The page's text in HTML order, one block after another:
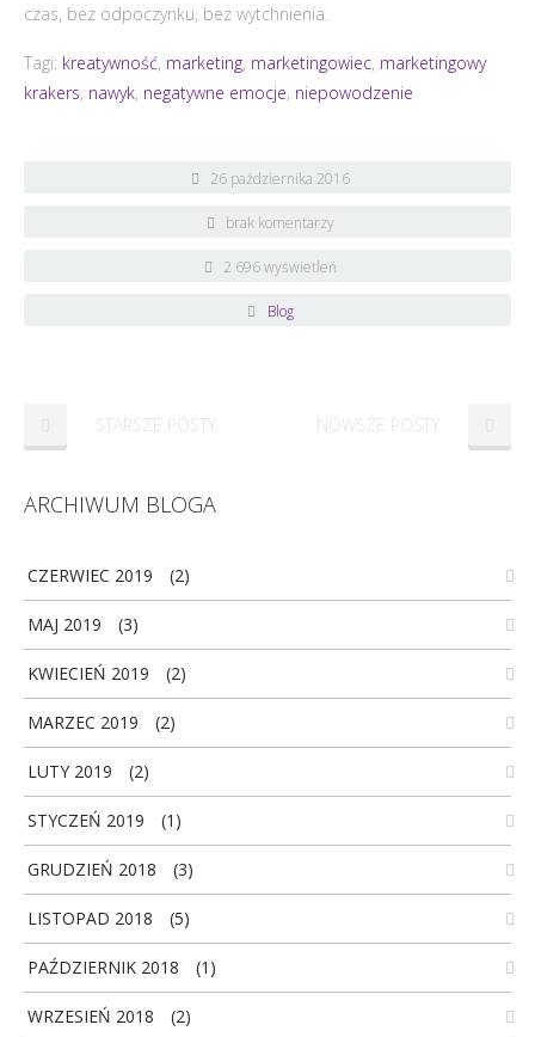
czas, bez odpoczynku, bez wytchnienia.
Tagi: kreatywność, marketing, marketingowiec, marketingowy
krakers, nawyk, negatywne emocje, niepowodzenie
26 października 2016
brak komentarzy
2 696 wyświetleń
Blog
STARSZE POSTY NOWSZE POSTY
ARCHIWUM BLOGA
CZERWIEC 2019 (2)
MAJ 2019 (3)
KWIECIEŃ 2019 (2)
MARZEC 2019 (2)
LUTY 2019 (2)
STYCZEŃ 2019 (1)
GRUDZIEŃ 2018 (3)
LISTOPAD 2018 (5)
PAŹDZIERNIK 2018 (1)
WRZESIEŃ 2018 (2)